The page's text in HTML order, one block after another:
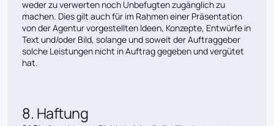
weder zu verwerten noch Unbefugten zugänglich zu
machen. Dies gilt auch für im Rahmen einer Präsentation
von der Agentur vorgestellten Ideen, Konzepte, Entwürfe in
Text und/oder Bild, solange und soweit der Auftraggeber
solche Leistungen nicht in Auftrag gegeben und vergütet
hat.
8. Haftung